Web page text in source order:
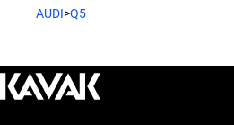
Audi Q5 Plaza Fortuna Gris
AUDI>Q5